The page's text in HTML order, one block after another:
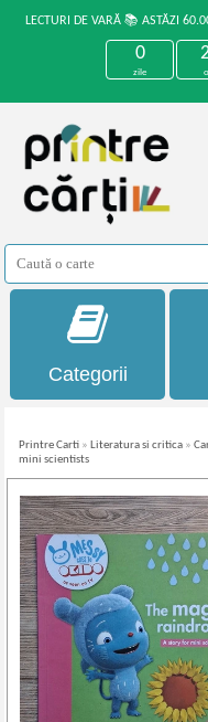
LECTURI DE VARĂ 📚 ASTĂZI
0
zile
Categorii
Printre Carti » Literatura si critica »
mini scientists